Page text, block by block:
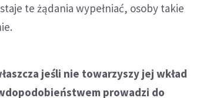
te żądania wypełniać, osoby takie
jeśli nie towarzyszy jej wkład
prowadzi do